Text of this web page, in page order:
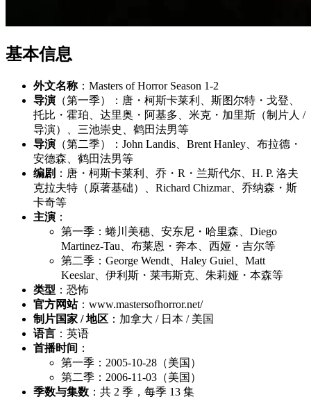
基本信息
外文名称：Masters of Horror Season 1-2
导演 （第一季）：唐・柯斯卡莱利、斯图尔特・戈登、
托比・霍珀、达里奥・阿基多、米克・加里斯（制片人 /
导演）、三池崇史、鹤田法男等
导演 （第二季）：John Landis、Brent Hanley、布拉德・
安德森、鹤田法男等
编剧 ：唐・柯斯卡莱利、乔・R・兰斯代尔、H. P. 洛夫
克拉夫特（原著基础）、Richard Chizmar、乔纳森・斯
卡奇等
主演 ：
第一季：蜷川美穗、安东尼・哈里森、Diego
Martinez-Tau、布莱恩・奔本、西娅・吉尔等
第二季：George Wendt、Haley Guiel、Matt
Keeslar、伊利斯・莱韦斯克、朱莉娅・本森等
类型 ：恐怖
官方网站：www.mastersofhorror.net/
制片国家 / 地区 ：加拿大 / 日本 / 美国
语言 ：英语
首播时间 ：
第一季：2005-10-28（美国）
第二季：2006-11-03（美国）
季数与集数 ：共 2 季，每季 13 集